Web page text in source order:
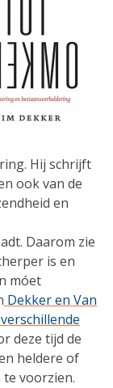
Hij schrijft
ook van de
en
Daarom zie
is en
móet
Dekker en Van
deze tijd de
heldere of
voorzien.